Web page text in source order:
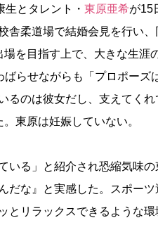
とタレント・ 東原亜希が15
舎柔道場で結婚会見を行い、
を目指す上で、大きな生涯
ばらせながらも「プロポーズ
るのは彼女だし、支えてくれ
東原は妊娠していない。
いる」と紹介され恐縮気味の
だな』と実感した。スポーツ
とリラックスできるような環